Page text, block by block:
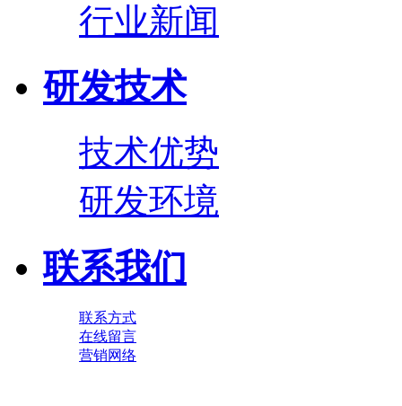
行业新闻
研发技术
技术优势
研发环境
联系我们
联系方式
在线留言
营销网络